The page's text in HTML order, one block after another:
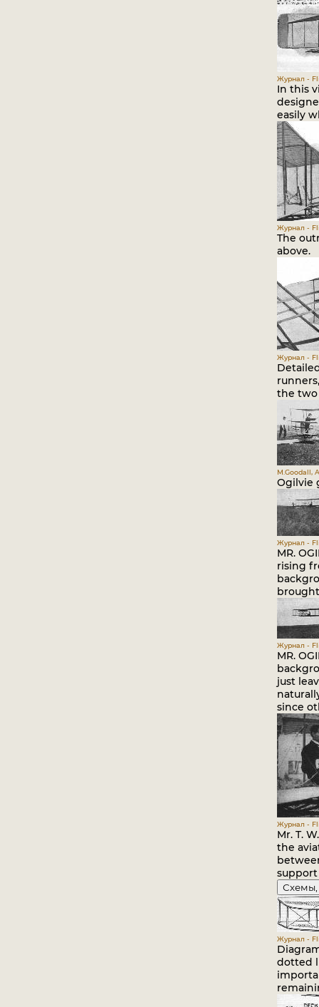
Журнал -
In this
easily
Журнал -
The
above.
Журнал -
the two
M.Goodall,
Ogilvie
Журнал -
MR.
rising
Журнал -
MR.
just
since
Журнал -
Mr. T.
the
Схемы,
Журнал -
dotted